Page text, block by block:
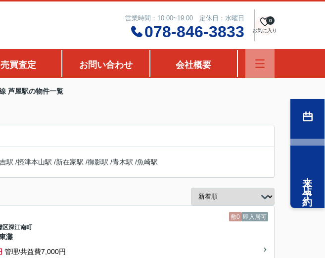
営業時間：10:00~19:00 定休日：水曜日
078-846-3833 お気に入り
0
売買査定 お問い合わせ 会社概要
芦屋駅の物件一覧
駅 /摂津本山駅 /新在家駅 /御影駅 /青木駅 /魚崎駅
敷0 即入居可
区深江南町
灘
管理/共益費7,000円
来店予約